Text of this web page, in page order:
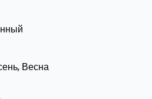
Весна